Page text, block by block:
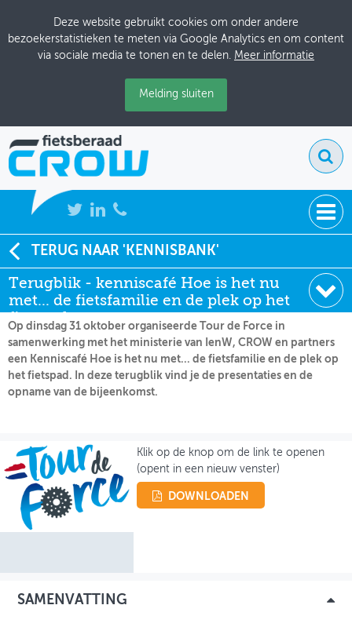
Deze website gebruikt cookies om onder andere
bezoekerstatistieken te meten via Google Analytics en om content
via sociale media te tonen en te delen. Meer informatie
Melding sluiten
NIEUWS
BIJEENKOMSTEN
KENNISBANK
ADRESSENBOEK
OVER FIETSBERAAD
MIJN PROFIEL
GEBRUIKER
TERUG NAAR 'KENNISBANK'
Terugblik - kenniscafé Hoe is het nu
met... de fietsfamilie en de plek op het
fietspad
Soort:
Terugblik
Datum:
07-11-2023
Op dinsdag 31 oktober organiseerde Tour de Force in
samenwerking met het ministerie van IenW, CROW en partners
een Kenniscafé Hoe is het nu met... de fietsfamilie en de plek op
het fietspad. In deze terugblik vind je de presentaties en de
opname van de bijeenkomst.
Klik op de knop om de link te openen
(opent in een nieuw venster)
DOWNLOADEN
SAMENVATTING